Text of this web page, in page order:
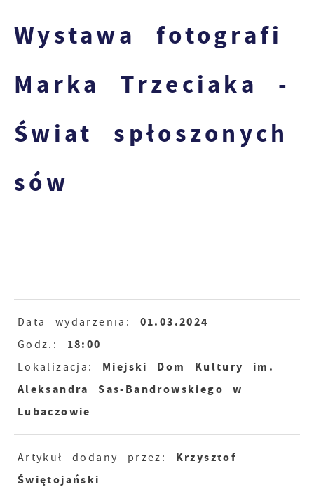
Wystawa fotografi
Marka Trzeciaka -
Świat spłoszonych
sów
Data wydarzenia: 01.03.2024
Godz.: 18:00
Lokalizacja:
Miejski Dom Kultury im.
Aleksandra Sas-Bandrowskiego w
Lubaczowie
Artykuł dodany przez: Krzysztof
Świętojański